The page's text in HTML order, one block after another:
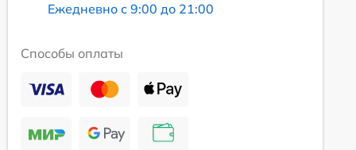
Ежедневно с 9:00 до 21:00
Способы оплаты